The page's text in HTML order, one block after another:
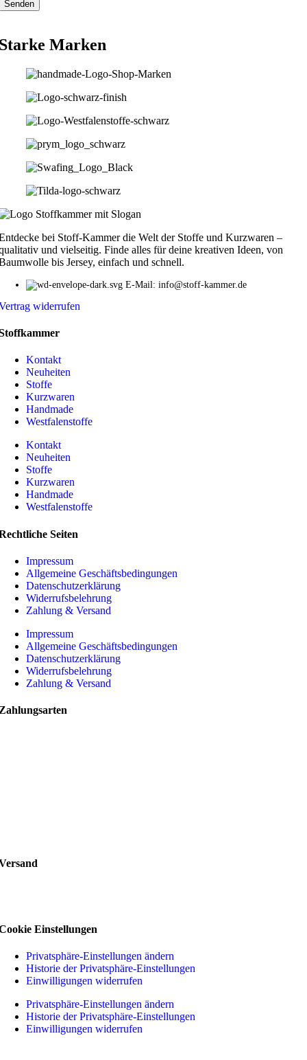
Marken
bei Stoff-Kammer die Welt der Stoffe und Kurzwaren –
und vielseitig. Finde alles für deine kreativen Ideen, von
bis Jersey, einfach und schnell.
E-Mail: info@stoff-kammer.de
widerrufen
Kontakt
Neuheiten
Stoffe
Kurzwaren
Handmade
Westfalenstoffe
Kontakt
Neuheiten
Stoffe
Kurzwaren
Handmade
Westfalenstoffe
Seiten
Impressum
Allgemeine Geschäftsbedingungen
Datenschutzerklärung
Widerrufsbelehrung
Zahlung & Versand
Impressum
Allgemeine Geschäftsbedingungen
Datenschutzerklärung
Widerrufsbelehrung
Zahlung & Versand
Einstellungen
Privatsphäre-Einstellungen ändern
Historie der Privatsphäre-Einstellungen
Einwilligungen widerrufen
Privatsphäre-Einstellungen ändern
Historie der Privatsphäre-Einstellungen
Einwilligungen widerrufen